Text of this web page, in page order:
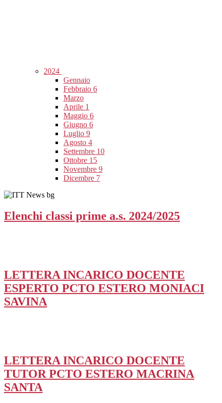
2024
Gennaio
Febbraio 6
Marzo
Aprile 1
Maggio 6
Giugno 6
Luglio 9
Agosto 4
Settembre 10
Ottobre 15
Novembre 9
Dicembre 7
Elenchi classi prime a.s. 2024/2025
LETTERA INCARICO DOCENTE
ESPERTO PCTO ESTERO MONIACI
SAVINA
LETTERA INCARICO DOCENTE
TUTOR PCTO ESTERO MACRINA
SANTA